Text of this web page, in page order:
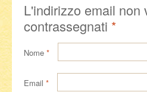
L'indirizzo email non
contrassegnati *
Nome *
Email *